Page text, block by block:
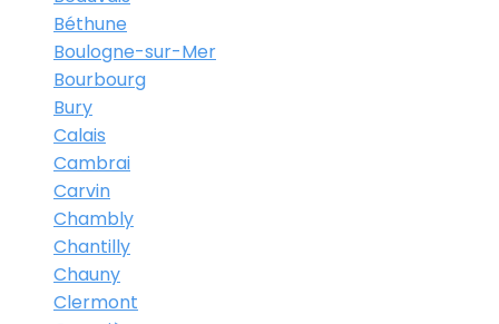
Béthune
Boulogne-sur-Mer
Bourbourg
Bury
Calais
Cambrai
Carvin
Chambly
Chantilly
Chauny
Clermont